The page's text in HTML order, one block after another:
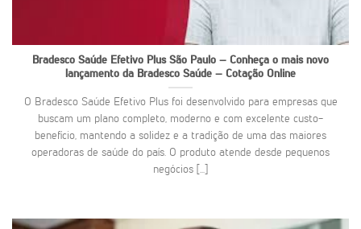
Bradesco Saúde Efetivo Plus São Paulo – Conheça o mais novo
lançamento da Bradesco Saúde – Cotação Online
O Bradesco Saúde Efetivo Plus foi desenvolvido para empresas que
buscam um plano completo, moderno e com excelente custo-
benefício, mantendo a solidez e a tradição de uma das maiores
operadoras de saúde do país. O produto atende desde pequenos
negócios [...]